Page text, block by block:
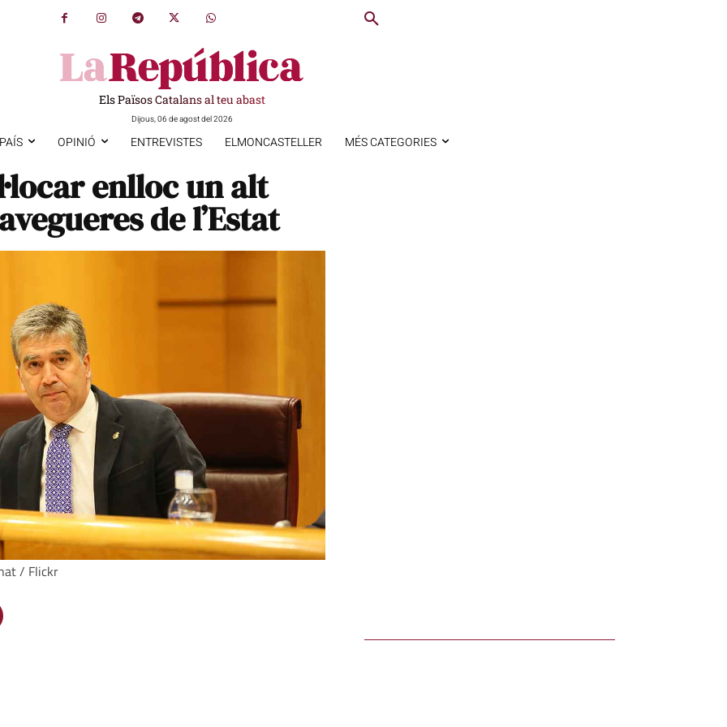
Els Països Catalans al teu abast
Dijous, 06 de agost del 2026
OPINIÓ ENTREVISTES ELMONCASTELLER MÉS CATEGORIES
enlloc un alt
de l’Estat
/ Flickr